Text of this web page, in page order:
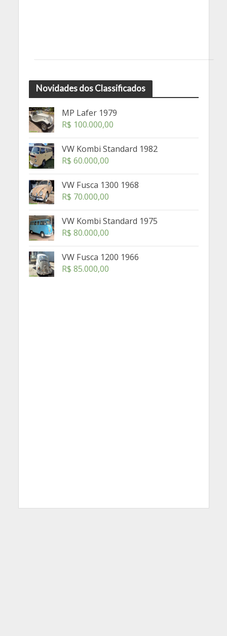
Novidades dos Classificados
MP Lafer 1979
R$ 100.000,00
VW Kombi Standard 1982
R$ 60.000,00
VW Fusca 1300 1968
R$ 70.000,00
VW Kombi Standard 1975
R$ 80.000,00
VW Fusca 1200 1966
R$ 85.000,00